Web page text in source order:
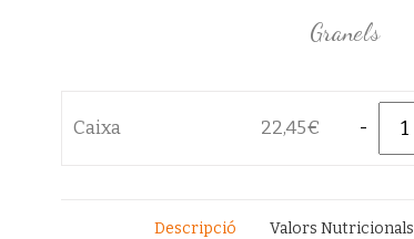
Granels
Caixa 22,45€
Descripció Valors Nutricionals